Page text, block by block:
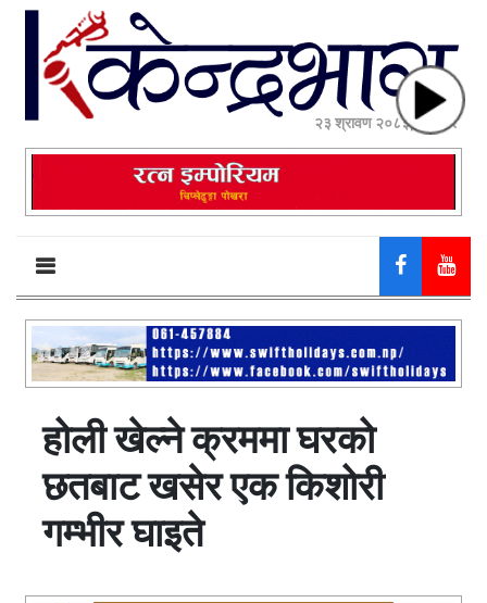
२३ श्रावण २०८३, शनिबार
होली खेल्ने क्रममा घरको
छतबाट खसेर एक किशोरी
गम्भीर घाइते